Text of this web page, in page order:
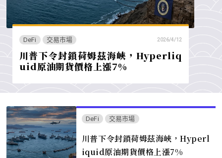
DeFi 交易市場 2026/4/12
川普下令封鎖荷姆茲海峽，Hyperliq
uid原油期貨價格上漲7%
DeFi 交易市場
川普下令封鎖荷姆茲海峽，Hyperl
iquid原油期貨價格上漲7%